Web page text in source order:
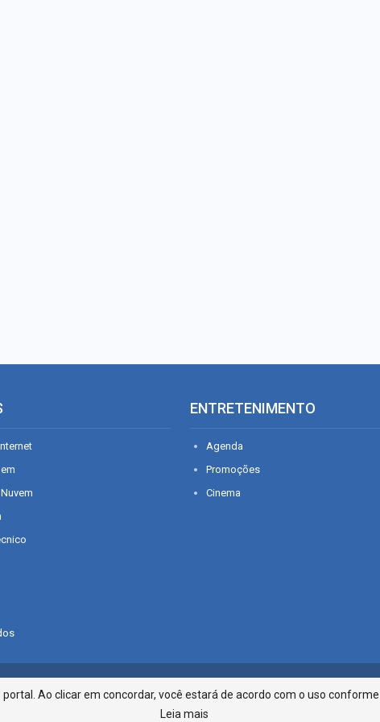
ENTRETENIMENTO
Agenda
Promoções
Cinema
Infonet - Rua Monsenhor Silveira 276,
Ao clicar em concordar, você estará de acordo com o uso
Leia mais